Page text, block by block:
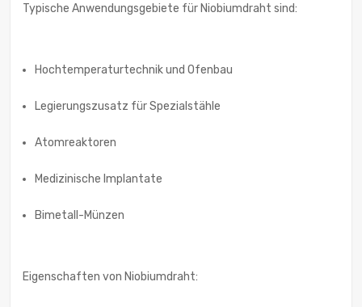
Typische Anwendungsgebiete für Niobiumdraht sind:
Hochtemperaturtechnik und Ofenbau
Legierungszusatz für Spezialstähle
Atomreaktoren
Medizinische Implantate
Bimetall-Münzen
Eigenschaften von Niobiumdraht: